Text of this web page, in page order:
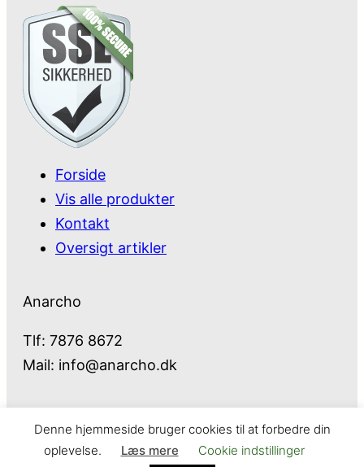
Forside
Vis alle produkter
Kontakt
Oversigt artikler
Anarcho
Tlf: 7876 8672
Mail: info@anarcho.dk
Anarcho – alt i Hårde Hvidevarer
Denne hjemmeside bruger cookies til at forbedre din
oplevelse.
Læs mere Cookie indstillinger